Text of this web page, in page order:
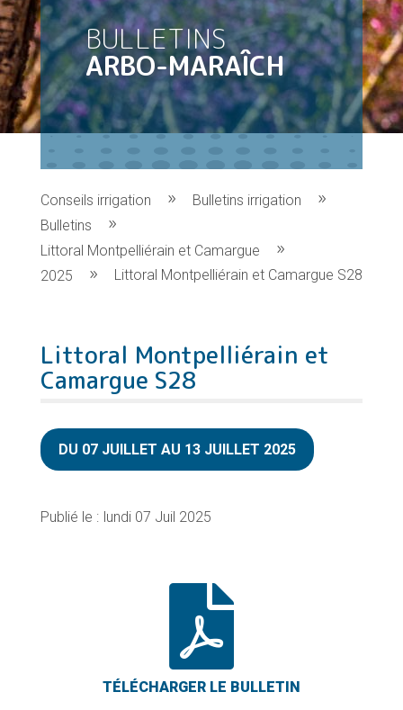
BULLETINS
ARBO-MARAÎCH
Conseils irrigation
Bulletins irrigation
Bulletins
Littoral Montpelliérain et Camargue
2025
Littoral Montpelliérain et Camargue S28
Littoral Montpelliérain et
Camargue S28
DU 07 JUILLET AU 13 JUILLET 2025
lundi 07 Juil 2025
